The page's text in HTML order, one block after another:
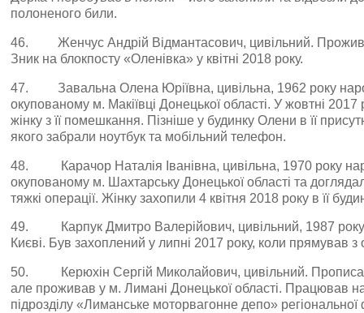
полоненого били.
46. Женчус Андрій Відмантасович, цивільний.
Зник на блокпосту «Оленівка» у квітні 2018 року.
47. Завальна Олена Юріївна, цивільна, 1962 року
окупованому м. Макіївці Донецької області. У жовтні
жінку з її помешкання. Пізніше у будинку Олени в її
якого забрали ноутбук та мобільний телефон.
48. Карачор Наталія Іванівна, цивільна, 1970 року
окупованому м. Шахтарську Донецької області та
тяжкі операції. Жінку захопили 4 квітня 2018 року в її
49. Карпук Дмитро Валерійович, цивільний, 1987
Києві. Був захоплений у липні 2017 року, коли прямував
50. Керюхін Сергій Миколайович, цивільний.
але проживав у м. Лимані Донецької області. Працював
підрозділу «Лиманське моторвагонне депо» регіональної